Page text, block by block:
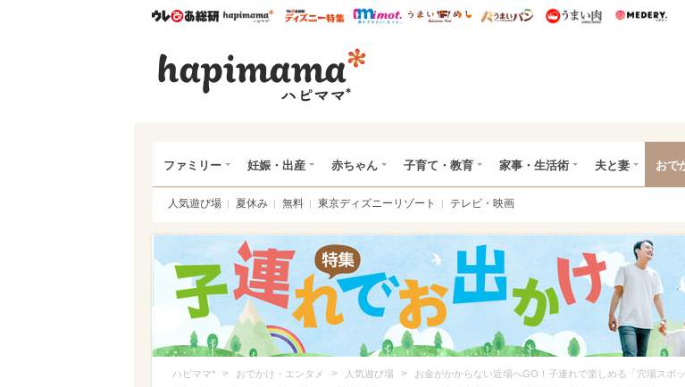
ウレぴあ総研ハピママ* ウレぴあ総研 ディズニー特集
mimot. うまいめし うまいパン うまい肉
ファミリー 妊娠・出産 赤ちゃん 子育て・教育 家事・生活術 夫と妻 おで
人気遊び場 夏休み 無料 東京ディズニーリゾート テレビ・映画
ハピママ* > おでかけ・エンタメ > 人気遊び場 > お金がかからない近場へGO！子連れで楽しめる「穴場スポ